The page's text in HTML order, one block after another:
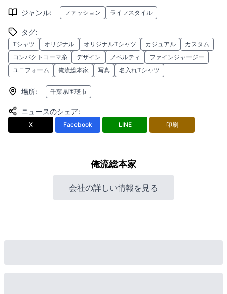
ジャンル: ファッション ライフスタイル
タグ:
Tシャツ オリジナル オリジナルTシャツ カジュアル
カスタム
コンパクトコーマ糸
デザイン ノベルティ
ファインジャージー
ユニフォーム
俺流総本家 写真 名入れTシャツ
場所: 千葉県匝瑳市
ニュースのシェア:
X Facebook LINE 印刷
俺流総本家
会社の詳しい情報を見る